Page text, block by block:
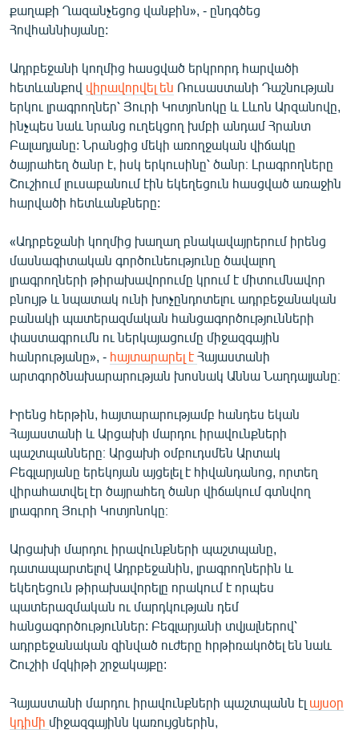
քաղաքի Ղազանչեցոց վանքին», - ընդգծեց
Հովհաննիսյանը:
Ադրբեջանի կողմից հասցված երկրորդ հարվածի
հետևանքով վիրավորվել են Ռուսաստանի Դաշնության
երկու լրագրողներ՝ Յուրի Կոտյոնոկը և Լևոն Արզանովը,
ինչպես նաև նրանց ուղեկցող խմբի անդամ Հրանտ
Բալադյանը: Նրանցից մեկի առողջական վիճակը
ծայրահեղ ծանր է, իսկ երկուսինը՝ ծանր։ Լրագրողները
Շուշիում լուսաբանում էին եկեղեցուն հասցված առաջին
հարվածի հետևանքները:
«Ադրբեջանի կողմից խաղաղ բնակավայրերում իրենց
մասնագիտական գործունեությունը ծավալող
լրագրողների թիրախավորումը կրում է միտումնավոր
բնույթ և նպատակ ունի խոչընդոտելու ադրբեջանական
բանակի պատերազմական հանցագործությունների
փաստագրումն ու ներկայացումը միջազգային
հանրությանը», - հայտարարել էՀայաստանի
արտգործնախարարության խոսնակ Աննա Նաղդալյանը։
Իրենց հերթին, հայտարարությամբ հանդես եկան
Հայաստանի և Արցախի մարդու իրավունքների
պաշտպանները։ Արցախի օմբուդսմեն Արտակ
Բեգլարյանը երեկոյան այցելել է հիվանդանոց, որտեղ
վիրահատվել էր ծայրահեղ ծանր վիճակում գտնվող
լրագրող Յուրի Կոտյոնոկը։
Արցախի մարդու իրավունքների պաշտպանը,
դատապարտելով Ադրբեջանին, լրագրողներին և
եկեղեցուն թիրախավորելը որակում է որպես
պատերազմական ու մարդկության դեմ
հանցագործություններ: Բեգլարյանի տվյալներով՝
ադրբեջանական զինված ուժերը հրթիռակոծել են նաև
Շուշիի մզկիթի շրջակայքը:
Հայաստանի մարդու իրավունքների պաշտպանն էլ այսօր
կդիմի միջազգայինն կառույցներին,